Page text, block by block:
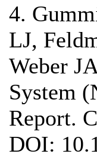
4.
LJ,
Weber
System
Report.
DOI: